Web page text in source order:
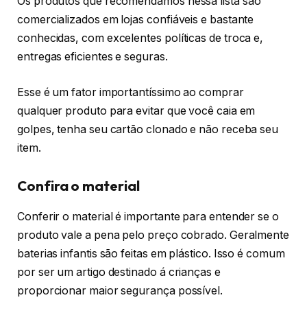
comercializados em lojas confiáveis e bastante
conhecidas, com excelentes políticas de troca e,
entregas eficientes e seguras.
Esse é um fator importantíssimo ao comprar
qualquer produto para evitar que você caia em
golpes, tenha seu cartão clonado e não receba seu
item.
Confira o material
Conferir o material é importante para entender se o
produto vale a pena pelo preço cobrado. Geralmente
baterias infantis são feitas em plástico. Isso é comum
por ser um artigo destinado á crianças e
proporcionar maior segurança possível.